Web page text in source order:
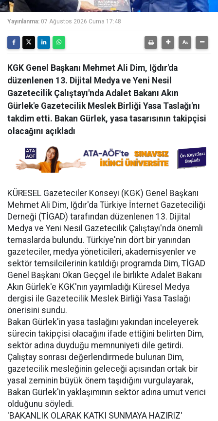
Yayınlanma: 07 Ağustos 2026 Cuma 17:48
KGK Genel Başkanı Mehmet Ali Dim, Iğdır'da
düzenlenen 13. Dijital Medya ve Yeni Nesil
Gazetecilik Çalıştayı'nda Adalet Bakanı Akın
Gürlek'e Gazetecilik Meslek Birliği Yasa Taslağı'nı
takdim etti. Bakan Gürlek, yasa tasarısının takipçisi
olacağını açıkladı
KÜRESEL Gazeteciler Konseyi (KGK) Genel Başkanı
Mehmet Ali Dim, Iğdır'da Türkiye İnternet Gazeteciliği
Derneği (TİGAD) tarafından düzenlenen 13. Dijital
Medya ve Yeni Nesil Gazetecilik Çalıştayı'nda önemli
temaslarda bulundu. Türkiye'nin dört bir yanından
gazeteciler, medya yöneticileri, akademisyenler ve
sektör temsilcilerinin katıldığı programda Dim, TİGAD
Genel Başkanı Okan Geçgel ile birlikte Adalet Bakanı
Akın Gürlek'e KGK'nın yayımladığı Küresel Medya
dergisi ile Gazetecilik Meslek Birliği Yasa Taslağı
önerisini sundu.
Bakan Gürlek'in yasa taslağını yakından inceleyerek
sürecin takipçisi olacağını ifade ettiğini belirten Dim,
sektör adına duyduğu memnuniyeti dile getirdi.
Çalıştay sonrası değerlendirmede bulunan Dim,
gazetecilik mesleğinin geleceği açısından ortak bir
yasal zeminin büyük önem taşıdığını vurgulayarak,
Bakan Gürlek'in yaklaşımının sektör adına umut verici
olduğunu söyledi.
'BAKANLIK OLARAK KATKI SUNMAYA HAZIRIZ'